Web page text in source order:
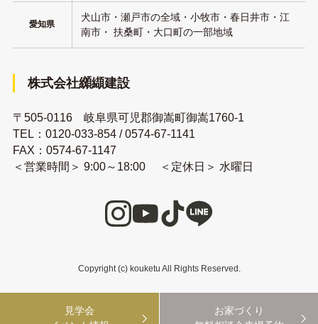
愛知県
犬山市・瀬戸市の全域・小牧市・春日井市・江
南市・ 扶桑町・大口町の一部地域
株式会社纐纈建設
〒505-0116 岐阜県可児郡御嵩町御嵩1760-1
TEL： 0120-033-854/0574-67-1141
FAX：0574-67-1147
＜営業時間＞ 9:00～18:00 ＜定休日＞ 水曜日
Copyright (c) kouketu All Rights Reserved.
見学会
お家づくり